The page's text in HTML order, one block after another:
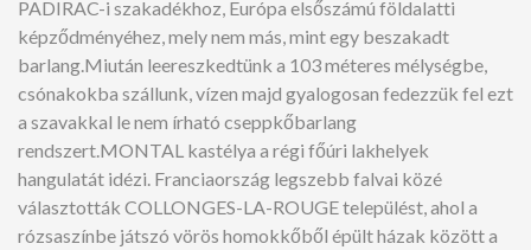
PADIRAC-i szakadékhoz, Európa elsőszámú földalatti
képződményéhez, mely nem más, mint egy beszakadt
barlang.Miután leereszkedtünk a 103 méteres mélységbe,
csónakokba szállunk, vízen majd gyalogosan fedezzük fel ezt
a szavakkal le nem írható cseppkőbarlang
rendszert.MONTAL kastélya a régi főúri lakhelyek
hangulatát idézi. Franciaország legszebb falvai közé
választották COLLONGES-LA-ROUGE települést, ahol a
rózsaszínbe játszó vörös homokkőből épült házak között a